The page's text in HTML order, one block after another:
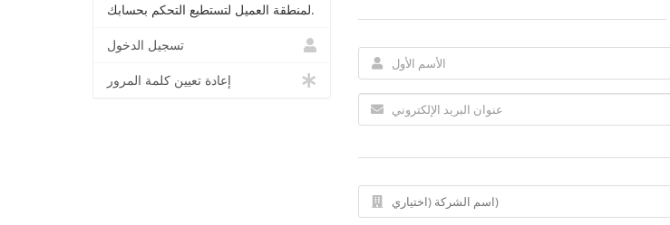
لمنطقة العميل لتستطيع التحكم بحسابك.
تسجيل الدخول
إعادة تعيين كلمة المرور